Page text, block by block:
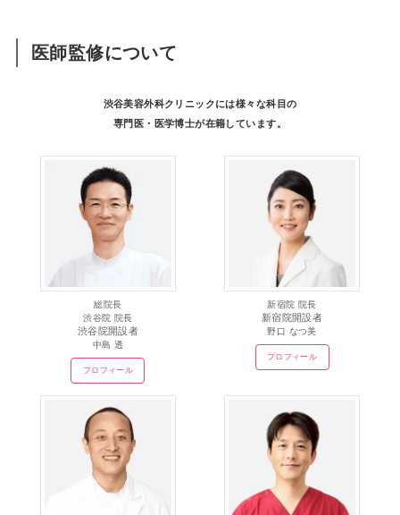
医師監修について
渋谷美容外科クリニックには様々な科目の
専門医・医学博士が在籍しています。
総院長
渋谷院 院長
渋谷院開設者
中島 透
プロフィール
新宿院 院長
新宿院開設者
野口 なつ美
プロフィール